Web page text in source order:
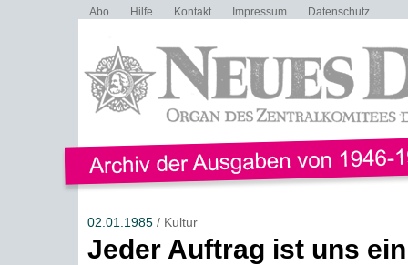
Abo Hilfe Kontakt Impressum Datenschutz
02.01.1985/ Kultur
Jeder Auftrag ist uns